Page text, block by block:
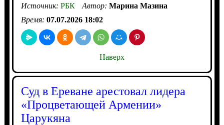
Источник: РБК Автор: Марина Мазина
Время: 07.07.2026 18:02
Наверх
Суд в Ереване арестовал лидера
«Процветающей Армении»
Царукяна